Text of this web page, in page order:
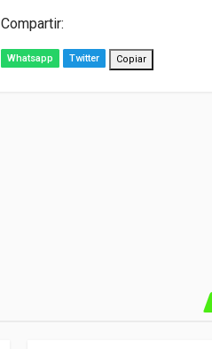
Compartir:
Whatsapp Twitter Copiar